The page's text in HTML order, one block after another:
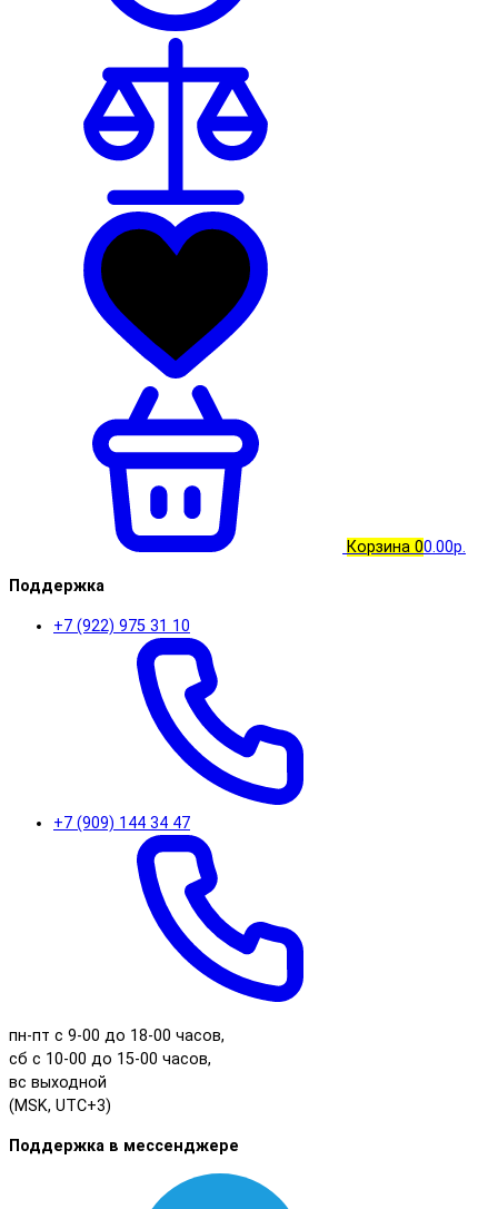
Корзина 00.00р.
Поддержка
+7 (922) 975 31 10
+7 (909) 144 34 47
пн-пт с 9-00 до 18-00 часов,
сб с 10-00 до 15-00 часов,
вс выходной
(MSK, UTC+3)
Поддержка в мессенджере